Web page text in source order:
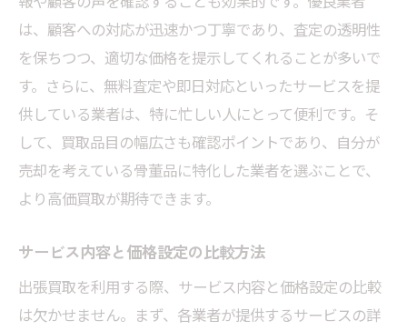
は、顧客への対応が迅速かつ丁寧であり、査定の透明性
を保ちつつ、適切な価格を提示してくれることが多いで
す。さらに、無料査定や即日対応といったサービスを提
供している業者は、特に忙しい人にとって便利です。そ
して、買取品目の幅広さも確認ポイントであり、自分が
売却を考えている骨董品に特化した業者を選ぶことで、
より高価買取が期待できます。
サービス内容と価格設定の比較方法
出張買取を利用する際、サービス内容と価格設定の比較
は欠かせません。まず、各業者が提供するサービスの詳